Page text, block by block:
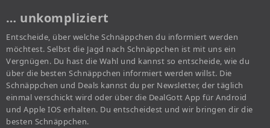
… unkompliziert
Entscheide, über welche Schnäppchen du informiert werden
möchtest. Selbst die Jagd nach Schnäppchen ist mit uns ein
Vergnügen. Du hast die Wahl und kannst so entscheide, wie du
über die besten Schnäppchen informiert werden willst. Die
Schnäppchen und Deals kannst du per Newsletter, der täglich
einmal verschickt wird oder über die DealGott App für Android
und Apple IOS erhalten. Du entscheidest und wir bringen dir die
besten Schnäppchen.